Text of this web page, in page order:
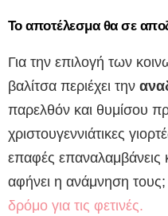
Το αποτέλεσμα θα σε
Για την επιλογή των
βαλίτσα περιέχει την
παρελθόν και θυμίσου
χριστουγεννιάτικες
επαφές επαναλαμβάνεις
αφήνει η ανάμνηση τους;
δρόμο για τις φετινές.